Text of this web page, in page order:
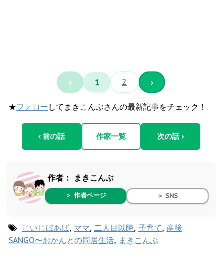
‹ 1 2 ›
★フォロー してまきこんぶさんの最新記事をチェック！
‹ 前の話 作家一覧 次の話 ›
作者： まきこんぶ
＞ 作者ページ ＞ SNS
じいじばあば, ママ, 二人目以降, 子育て, 産後
SANGO〜おかんとの同居生活, まきこんぶ